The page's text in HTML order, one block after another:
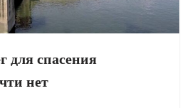
для спасения
нет